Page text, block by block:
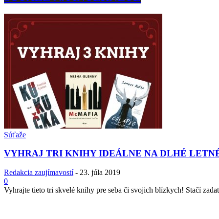
Súťaže
VYHRAJ TRI KNIHY IDEÁLNE NA DLHÉ
Redakcia zaujímavostí - 23. júla 2019
0
Vyhrajte tieto tri skvelé knihy pre seba či svojich blízkych! Stačí